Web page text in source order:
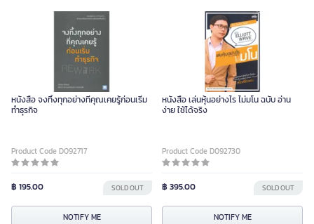
หนังสือ จงทิ้งทุกอย่างที่คุณเคยรู้ก่อนเริ่ม
ทำธุรกิจ
Product Code D092717
฿ 195.00 SOLD OUT
NOTIFY ME
หนังสือ เล่นหุ้นอย่างไร ไม่มโน ฉบับ อ่าน
ง่าย ใช้ได้จริง
Product Code D092730
฿ 395.00 SOLD OUT
NOTIFY ME